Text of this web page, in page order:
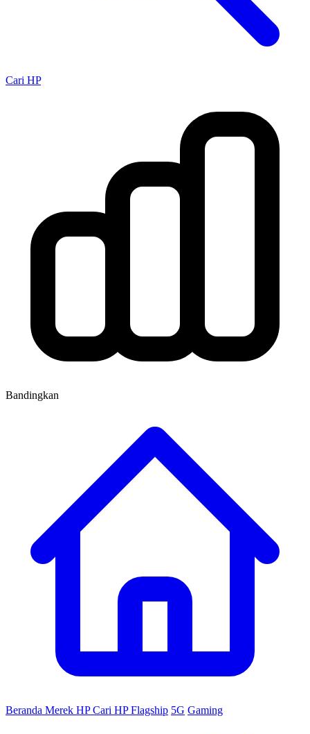
Cari HP
Bandingkan
Beranda Merek HPCari HPFlagship 5G Gaming